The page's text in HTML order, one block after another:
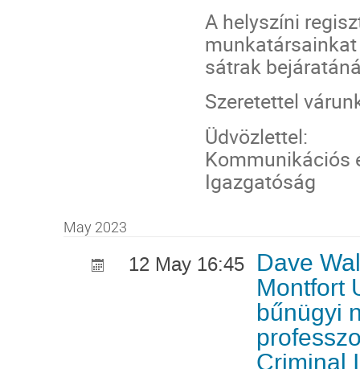
A helyszíni
sátrak
Szeretettel
Üdvözlettel:
Kommunikációs
Igazgatóság
May 2023
12 May 16:45 Dave
Montfort
bűnügyi